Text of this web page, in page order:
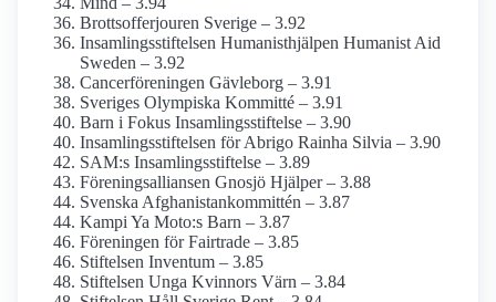
Brottsoffer­jouren Sverige – 3.92
Insamlings­stiftelsen Humanist­hjälpen Humanist Aid
Sweden – 3.92
Cancer­föreningen Gävleborg – 3.91
Sveriges Olympiska Kommitté – 3.91
Barn i Fokus Insamlings­stiftelse – 3.90
Insamlings­stiftelsen för Abrigo Rainha Silvia – 3.90
SAM:s Insamlings­stiftelse – 3.89
Förenings­alliansen Gnosjö Hjälper – 3.88
Svenska Afghanistan­kommittén – 3.87
Kampi Ya Moto:s Barn – 3.87
Föreningen för Fairtrade – 3.85
Stiftelsen Inventum – 3.85
Stiftelsen Unga Kvinnors Värn – 3.84